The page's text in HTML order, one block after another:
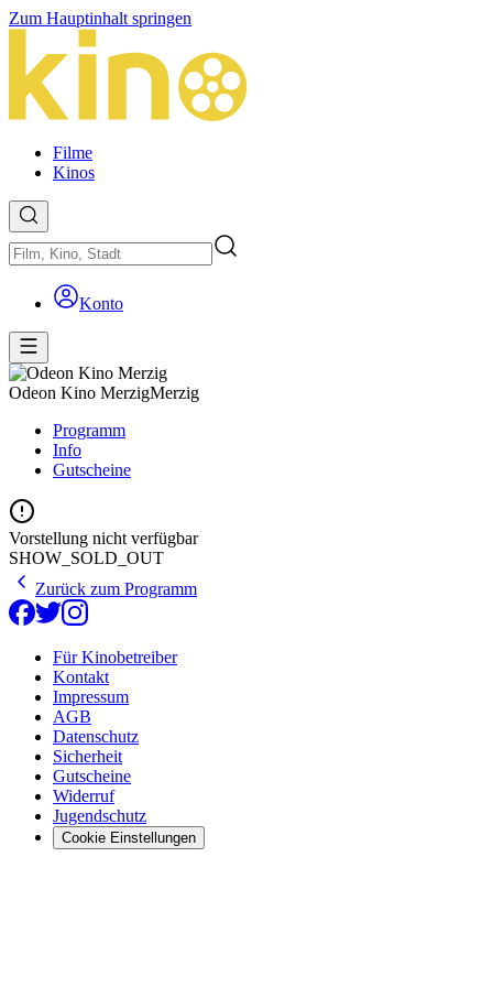
Zum Hauptinhalt springen
Filme
Kinos
Konto
Odeon Kino MerzigMerzig
Programm
Info
Gutscheine
Vorstellung nicht verfügbar
SHOW_SOLD_OUT
Zurück zum Programm
Für Kinobetreiber
Kontakt
Impressum
AGB
Datenschutz
Sicherheit
Gutscheine
Widerruf
Jugendschutz
Cookie Einstellungen